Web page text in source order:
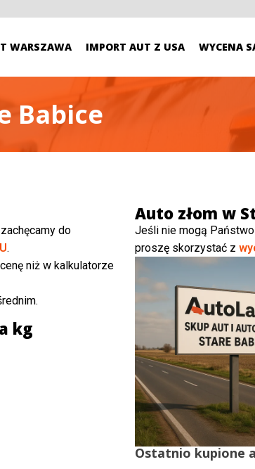
WARSZAWA IMPORT AUT Z USA WYCENA
Babice
do
.
niż w kalkulatorze
kg
Auto złom w
Jeśli nie mogą
proszę skorzystać z
Ostatnio kupione